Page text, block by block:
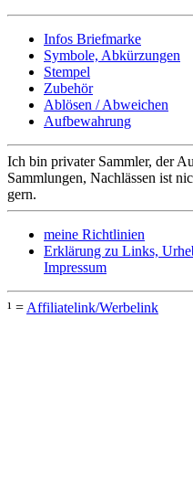
Infos Briefmarke
Symbole, Abkürzungen
Stempel
Zubehör
Ablösen / Abweichen
Aufbewahrung
Ich bin privater Sammler, der
Sammlungen, Nachlässen ist
gern.
meine Richtlinien
Erklärung zu Links,
Impressum
¹ = Affiliatelink/Werbelink